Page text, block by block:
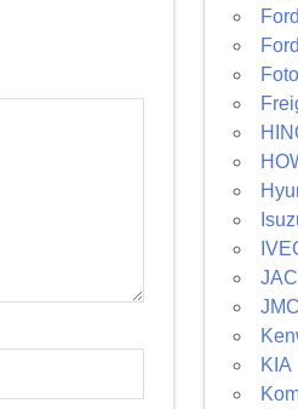
Ford
JAC
JMC
KIA